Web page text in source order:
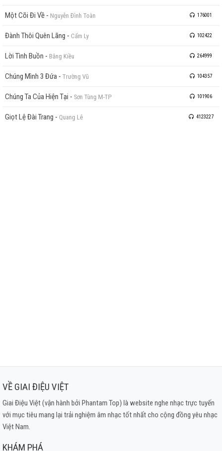
Một Cõi Đi Về - Nguyễn Đình Toàn 176001
Đành Thôi Quên Lãng - Cẩm Ly 102422
Lời Tình Buồn - Bằng Kiều 264999
Chúng Mình 3 Đứa - Trường Vũ 104357
Chúng Ta Của Hiện Tại - Sơn Tùng M-TP 101906
Giọt Lệ Đài Trang - Quang Lê 4123227
VỀ GIAI ĐIỆU VIỆT
Giai Điệu Việt (vận hành bởi Phantam Top) là website nghe nhạc trực tuyến
với mục tiêu mang lại trải nghiệm âm nhạc tốt nhất cho cộng đồng yêu nhạc
Việt Nam.
KHÁM PHÁ